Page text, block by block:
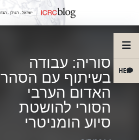
HE
סוריה: עבודה
בשיתוף עם הסהר
האדום הערבי
הסורי להושטת
סיוע הומניטרי